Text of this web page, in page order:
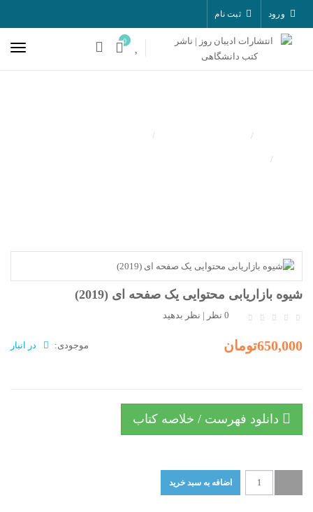
ورود ثبت نام
0
شیوه بازاریابی محتوایی یک صفحه ای (2019)
0 نظر | نظر بدهید
موجودی: در انبار 650,000تومان
دانلود فهرست / خلاصه کتاب